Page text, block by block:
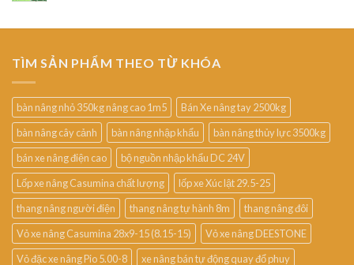
TÌM SẢN PHẨM THEO TỪ KHÓA
bàn nâng nhỏ 350kg nâng cao 1m5
Bán Xe nâng tay 2500kg
bàn nâng cây cảnh
bàn nâng nhập khẩu
bàn nâng thủy lực 3500kg
bán xe nâng điện cao
bộ nguồn nhập khẩu DC 24V
Lốp xe nâng Casumina chất lượng
lốp xe Xúc lật 29.5-25
thang nâng người điện
thang nâng tự hành 8m
thang nâng đôi
Vỏ xe nâng Casumina 28x9-15 (8.15-15)
Vỏ xe nâng DEESTONE
Vỏ đặc xe nâng Pio 5.00-8
xe nâng bán tự động quay đổ phuy